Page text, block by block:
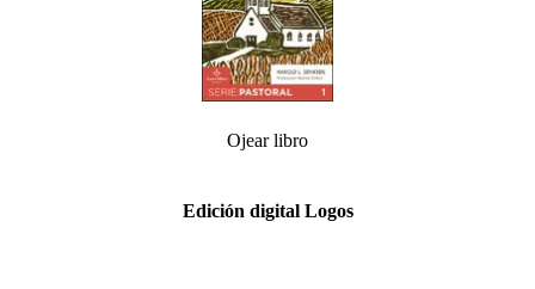
Ojear libro
Edición digital Logos